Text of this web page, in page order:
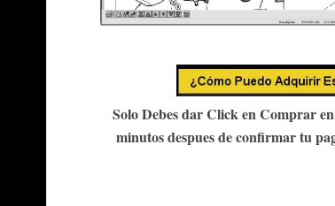
Solo Debes dar Click en Comprar
minutos despues de confirmar tu